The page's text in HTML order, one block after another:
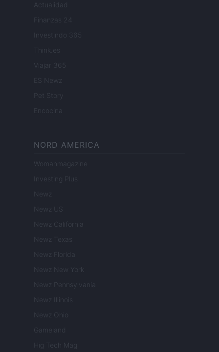
Actualidad
Finanzas 24
Investindo 365
Think.es
Viajar 365
ES Newz
Pet Story
Encocina
NORD AMERICA
Womanmagazine
Investing Plus
Newz
Newz US
Newz California
Newz Texas
Newz Florida
Newz New York
Newz Pennsylvania
Newz Illinois
Newz Ohio
Gameland
Hig Tech Mag